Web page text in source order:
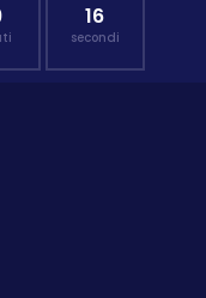
15
secondi